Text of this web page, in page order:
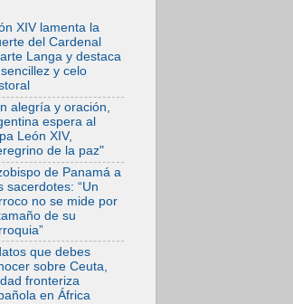
07.08.2026
La matanza de
niños en Gaza no
cesa: 300 muertos
en 300 días
07.08.2026
Tagle: La guerra
desfigura el mundo,
solo la revelación
de Dios lo
transfigura
07.08.2026
Presentada la
Trienal de Arte de
las Universidades
Católicas:
«Exercises in
Empathy»
07.08.2026
XIV lamenta la
del Cardenal
Langa y destaca
y celo
alegría y oración,
espera al
León XIV,
de la paz"
de Panamá a
sacerdotes: “Un
no se mide por
de su
que debes
sobre Ceuta,
fronteriza
en África